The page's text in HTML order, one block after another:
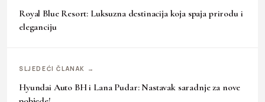
Royal Blue Resort: Luksuzna destinacija koja spaja prirodu i
eleganciju
SLJEDEĆI ČLANAK →
Hyundai Auto BH i Lana Pudar: Nastavak saradnje za nove